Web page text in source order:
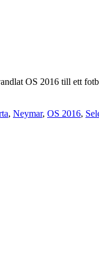
OS 2016 till ett
, Neymar, OS 2016,